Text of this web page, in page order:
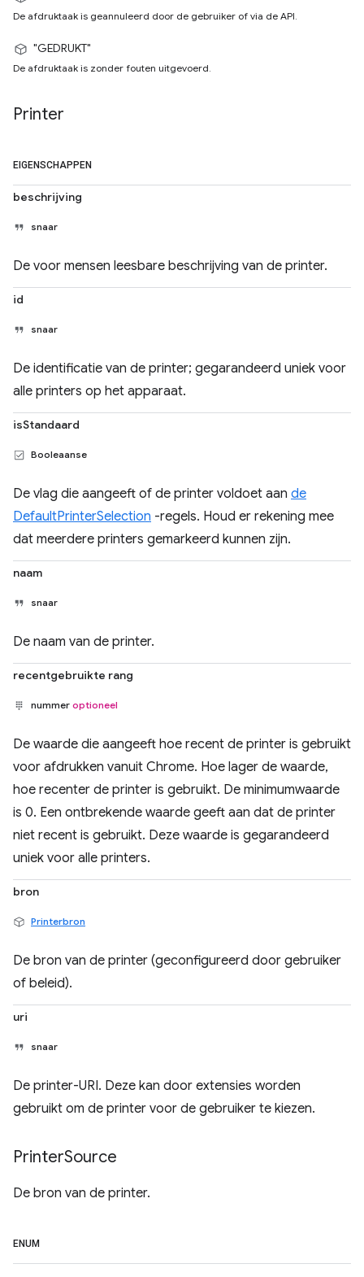
De afdruktaak is geannuleerd door de gebruiker of via de API.
"GEDRUKT"
De afdruktaak is zonder fouten uitgevoerd.
Printer
EIGENSCHAPPEN
beschrijving
snaar
De voor mensen leesbare beschrijving van de printer.
id
snaar
De identificatie van de printer; gegarandeerd uniek voor
alle printers op het apparaat.
isStandaard
Booleaanse
De vlag die aangeeft of de printer voldoet aan de
DefaultPrinterSelection -regels. Houd er rekening mee
dat meerdere printers gemarkeerd kunnen zijn.
naam
snaar
De naam van de printer.
recentgebruikte rang
nummer optioneel
De waarde die aangeeft hoe recent de printer is gebruikt
voor afdrukken vanuit Chrome. Hoe lager de waarde,
hoe recenter de printer is gebruikt. De minimumwaarde
is 0. Een ontbrekende waarde geeft aan dat de printer
niet recent is gebruikt. Deze waarde is gegarandeerd
uniek voor alle printers.
bron
Printerbron
De bron van de printer (geconfigureerd door gebruiker
of beleid).
uri
snaar
De printer-URI. Deze kan door extensies worden
gebruikt om de printer voor de gebruiker te kiezen.
PrinterSource
De bron van de printer.
ENUM